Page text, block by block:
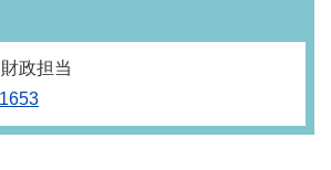
政担当